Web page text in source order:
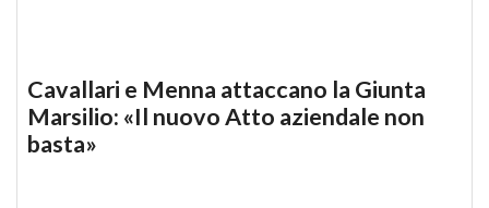
Cavallari e Menna attaccano la Giunta
Marsilio: «Il nuovo Atto aziendale non
basta»